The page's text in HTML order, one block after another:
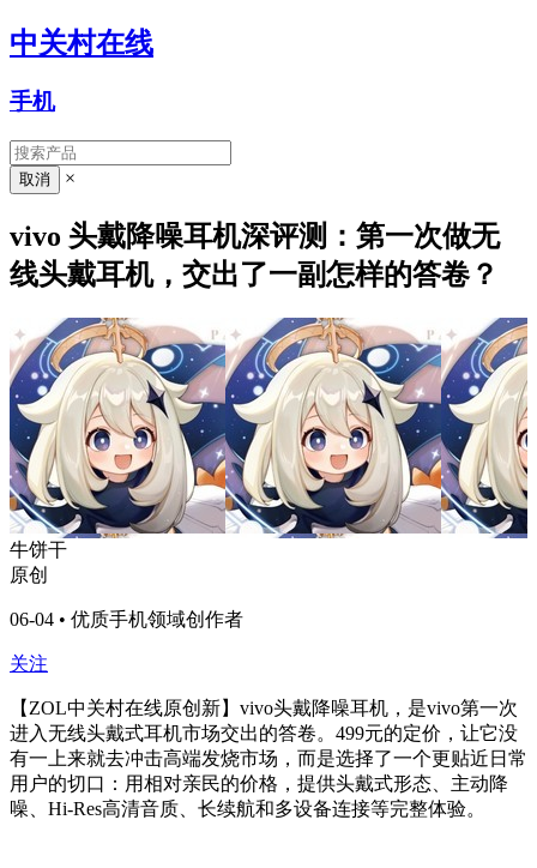
中关村在线
手机
×
vivo 头戴降噪耳机深评测：第一次做无
线头戴耳机，交出了一副怎样的答卷？
牛饼干
原创
06-04 • 优质手机领域创作者
关注
【ZOL中关村在线原创新】vivo头戴降噪耳机，是vivo第一次
进入无线头戴式耳机市场交出的答卷。499元的定价，让它没
有一上来就去冲击高端发烧市场，而是选择了一个更贴近日常
用户的切口：用相对亲民的价格，提供头戴式形态、主动降
噪、Hi-Res高清音质、长续航和多设备连接等完整体验。